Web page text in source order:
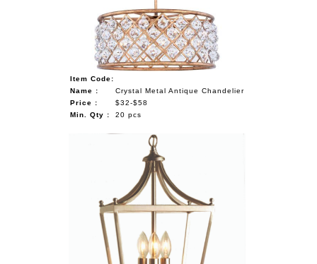
Item Code:
Name :
Crystal Metal Antique Chandelier
Price :
$32-$58
Min. Qty :
20 pcs